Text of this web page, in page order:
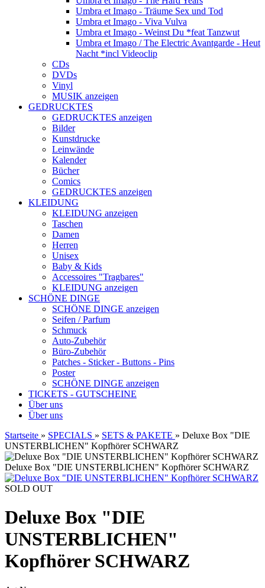
Umbra et Imago - Träume Sex und Tod
Umbra et Imago - Viva Vulva
Umbra et Imago - Weinst Du *feat Tanzwut
Umbra et Imago / The Electric Avantgarde - Heut
Nacht *incl Videoclip
CDs
DVDs
Vinyl
MUSIK anzeigen
GEDRUCKTES
GEDRUCKTES anzeigen
Bilder
Kunstdrucke
Leinwände
Kalender
Bücher
Comics
GEDRUCKTES anzeigen
KLEIDUNG
KLEIDUNG anzeigen
Taschen
Damen
Herren
Unisex
Baby & Kids
Accessoires "Tragbares"
KLEIDUNG anzeigen
SCHÖNE DINGE
SCHÖNE DINGE anzeigen
Seifen / Parfum
Schmuck
Auto-Zubehör
Büro-Zubehör
Patches - Sticker - Buttons - Pins
Poster
SCHÖNE DINGE anzeigen
TICKETS - GUTSCHEINE
Über uns
Über uns
Startseite » SPECIALS » SETS & PAKETE » Deluxe Box "DIE
UNSTERBLICHEN" Kopfhörer SCHWARZ
Deluxe Box "DIE UNSTERBLICHEN" Kopfhörer SCHWARZ
SOLD OUT
Deluxe Box "DIE
UNSTERBLICHEN"
Kopfhörer SCHWARZ